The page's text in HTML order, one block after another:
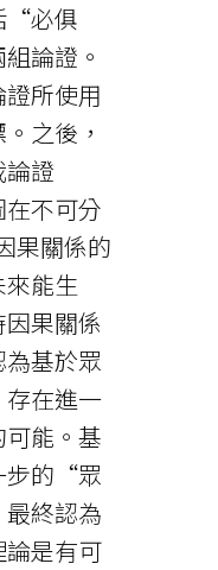
“必俱
論證。
所使用
之後，
證
不可分
果關係的
能生
果關係
基於眾
在進一
能。基
步的“眾
終認為
是有可